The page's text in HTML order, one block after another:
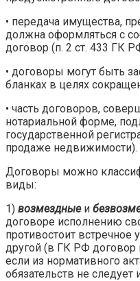
• передача имущества,
должна оформляться с
договор (п. 2 ст. 433 ГК
• договоры могут быть
бланках в це­лях
• часть договоров,
нотариальной форме,
государственной
продаже недвижимости).
Договоры можно
виды:
1) возмездные и
договоре исполнению
противостоит встречное
другой (в ГК РФ
если из нормативного
обязательств не следует